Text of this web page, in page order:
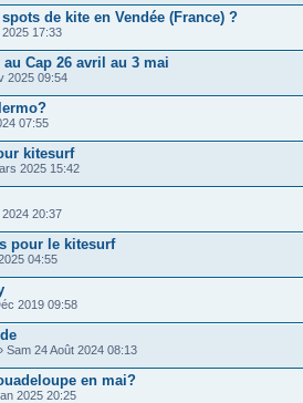
de kite en Vendée (France) ?
17:33
Cap 26 avril au 3 mai
2025 09:54
07:55
kitesurf
2025 15:42
20:37
pour le kitesurf
04:55
2019 09:58
Sam 24 Août 2024 08:13
en mai?
2025 20:25